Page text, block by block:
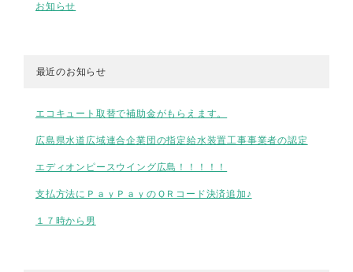
お知らせ
最近のお知らせ
エコキュート取替で補助金がもらえます。
広島県水道広域連合企業団の指定給水装置工事事業者の認定
エディオンピースウイング広島！！！！！
支払方法にＰａｙＰａｙのＱＲコード決済追加♪
１７時から男